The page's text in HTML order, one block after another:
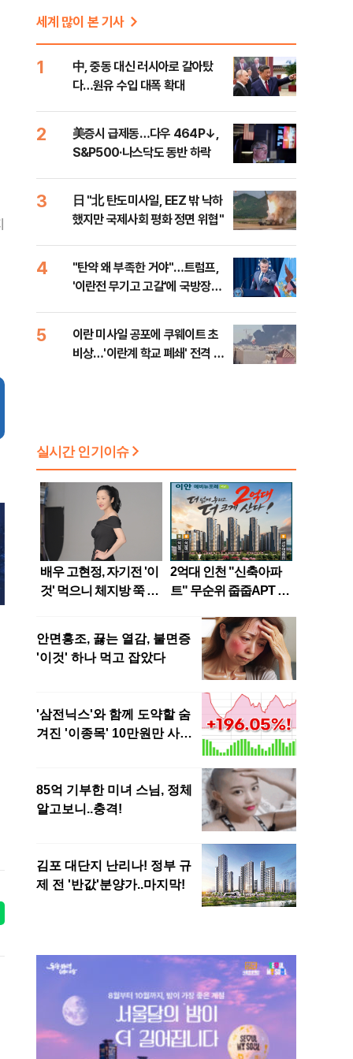
세계 많이 본 기사
1
中, 중동 대신 러시아로 갈아탔
다…원유 수입 대폭 확대
2
美증시 급제동…다우 464P↓,
S&P500·나스닥도 동반 하락
3
日 "北 탄도미사일, EEZ 밖 낙하
했지만 국제사회 평화 정면 위협"
4
"탄약 왜 부족한 거야"…트럼프,
'이란전 무기고 고갈'에 국방장관
5
이란 미사일 공포에 쿠웨이트 초
비상…'이란계 학교 폐쇄' 전격 명